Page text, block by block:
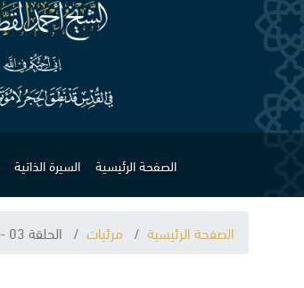
الصفحة الرئيسية السيرة الذاتية
الصفحة الرئيسية مرئيات الحلقة 03 - يَا أَيُّهَا الَّذِينَ آمَنُوا لَا تُقَدِّمُوا بَيْنَ يَدَيِ اللَّهِ وَرَسُولِهِ